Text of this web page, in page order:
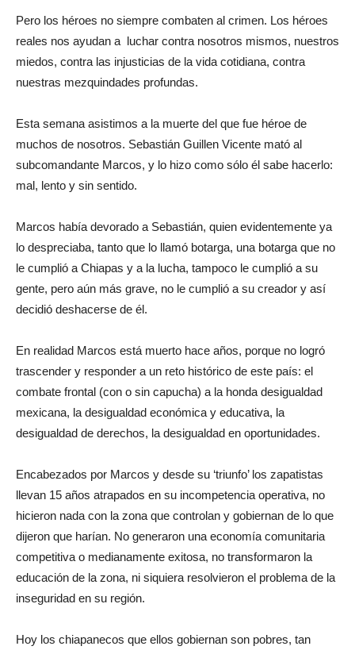
Pero los héroes no siempre combaten al crimen. Los héroes
reales nos ayudan a luchar contra nosotros mismos, nuestros
miedos, contra las injusticias de la vida cotidiana, contra
nuestras mezquindades profundas.
Esta semana asistimos a la muerte del que fue héroe de
muchos de nosotros. Sebastián Guillen Vicente mató al
subcomandante Marcos, y lo hizo como sólo él sabe hacerlo:
mal, lento y sin sentido.
Marcos había devorado a Sebastián, quien evidentemente ya
lo despreciaba, tanto que lo llamó botarga, una botarga que no
le cumplió a Chiapas y a la lucha, tampoco le cumplió a su
gente, pero aún más grave, no le cumplió a su creador y así
decidió deshacerse de él.
En realidad Marcos está muerto hace años, porque no logró
trascender y responder a un reto histórico de este país: el
combate frontal (con o sin capucha) a la honda desigualdad
mexicana, la desigualdad económica y educativa, la
desigualdad de derechos, la desigualdad en oportunidades.
Encabezados por Marcos y desde su ‘triunfo’ los zapatistas
llevan 15 años atrapados en su incompetencia operativa, no
hicieron nada con la zona que controlan y gobiernan de lo que
dijeron que harían. No generaron una economía comunitaria
competitiva o medianamente exitosa, no transformaron la
educación de la zona, ni siquiera resolvieron el problema de la
inseguridad en su región.
Hoy los chiapanecos que ellos gobiernan son pobres, tan